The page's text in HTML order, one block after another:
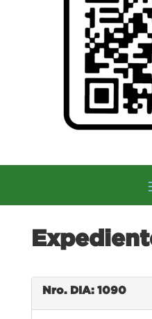
Nro. DIA: 1090